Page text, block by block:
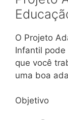
O Projeto
Infantil
que você
uma boa
Objetivo